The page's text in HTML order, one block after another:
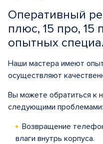
Оперативный
плюс, 15 про, 15
опытных
Наши мастера имеют
осуществляют
Вы можете обратиться к
следующими проблемами:
Возвращение
влаги внутрь корпуса.